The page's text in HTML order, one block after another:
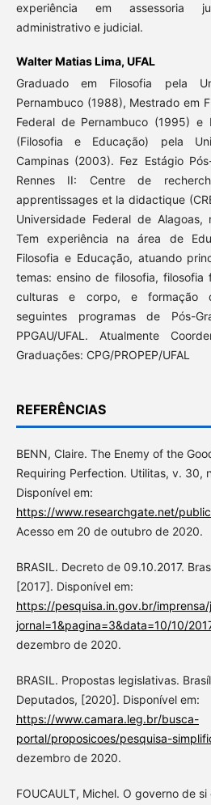
experiência em assessoria
administrativo e judicial.
Walter Matias Lima, UFAL
Graduado em Filosofia pela
Pernambuco (1988), Mestrado em
Federal de Pernambuco (1995) e
(Filosofia e Educação) pela
Campinas (2003). Fez Estágio
Rennes II: Centre de
apprentissages et la didactique
Universidade Federal de
Tem experiência na área de
Filosofia e Educação, atuando
temas: ensino de filosofia, filosofia
culturas e corpo, e formação
seguintes programas de Pós-
PPGAU/UFAL. Atualmente
Graduações: CPG/PROPEP/UFAL
REFERÊNCIAS
BENN, Claire. The Enemy of the
Requiring Perfection. Utilitas, v. 30,
Disponível em:
https://www.researchgate.net/
Acesso em 20 de outubro de 2020.
BRASIL. Decreto de 09.10.2017.
[2017]. Disponível em:
https://pesquisa.in.gov.br/
jornal=1&pagina=3&data=10/10/
dezembro de 2020.
BRASIL. Propostas legislativas.
Deputados, [2020]. Disponível em:
https://www.camara.leg.br/busca-
portal/proposicoes/pesquisa-
dezembro de 2020.
FOUCAULT, Michel. O governo de